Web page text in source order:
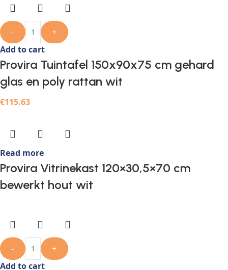
-
+
Add to cart
Provira Tuintafel 150x90x75 cm gehard
glas en poly rattan wit
€115.63
Read more
Provira Vitrinekast 120×30,5×70 cm
bewerkt hout wit
-
+
Add to cart